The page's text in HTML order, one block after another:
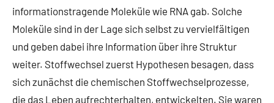
informationstragende Moleküle wie RNA gab. Solche
Moleküle sind in der Lage sich selbst zu vervielfältigen
und geben dabei ihre Information über ihre Struktur
weiter. Stoffwechsel zuerst Hypothesen besagen, dass
sich zunächst die chemischen Stoffwechselprozesse,
die das Leben aufrechterhalten, entwickelten. Sie waren